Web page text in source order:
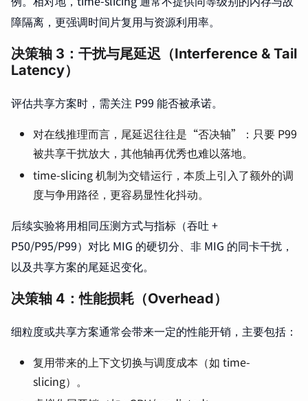
障隔离，更强调时间片复用与资源利用率。
决策轴 3：干扰与尾延迟（Interference & Tail
Latency）
评估共享方案时，需关注 P99 能否被承诺。
对在线推理而言，尾延迟往往是“否决轴”：只要 P99
被共享干扰放大，其他轴再优秀也难以落地。
time-slicing 机制为交错运行，本质上引入了额外的调
度与争用路径，更容易显性化抖动。
后续实验将用相同压测方式与指标（吞吐 +
P50/P95/P99）对比 MIG 的硬切分、非 MIG 的同卡干扰，
以及共享方案的尾延迟变化。
决策轴 4：性能损耗（Overhead）
细粒度或共享方案通常会带来一定的性能开销，主要包括：
复用带来的上下文切换与调度成本（如 time-
slicing）。